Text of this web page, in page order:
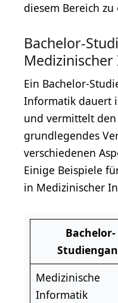
diesem Bereich
Bachelor-
Ein Bachelor-
Informatik dauert
und vermittelt
grundlegendes
verschiedenen
Einige Beispiele
in Medizinischer
Bachelor-
Medizinische
Informatik